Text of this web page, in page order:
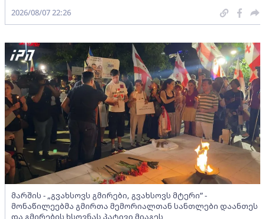
2026/08/07 22:26
მარშის - „გვახსოვს გმირები, გვახსოვს მტერი” -
მონაწილეებმა გმირთა მემორიალთან სანთლები დაანთეს
და გმირების ხსოვნას პატივი მიაგეს